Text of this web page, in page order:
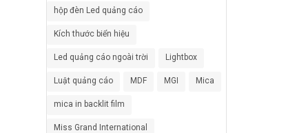
hộp đèn Led quảng cáo
Kích thước biển hiệu
Led quảng cáo ngoài trời Lightbox
Luật quảng cáo MDF MGI Mica
mica in backlit film
Miss Grand International